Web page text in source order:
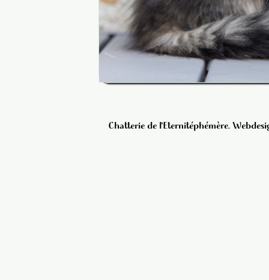
Chatterie de l'Eternitéphémère.